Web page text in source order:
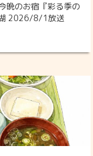
晩のお宿『彩る季の
2026/8/1放送